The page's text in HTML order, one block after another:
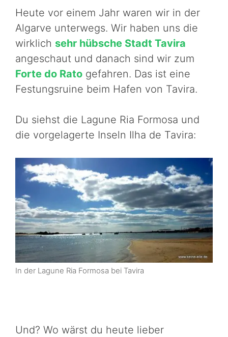
Heute vor einem Jahr waren wir in der
Algarve unterwegs. Wir haben uns die
wirklich sehr hübsche Stadt Tavira
angeschaut und danach sind wir zum
Forte do Rato gefahren. Das ist eine
Festungsruine beim Hafen von Tavira.
Du siehst die Lagune Ria Formosa und
die vorgelagerte Inseln Ilha de Tavira:
In der Lagune Ria Formosa bei Tavira
Und? Wo wärst du heute lieber